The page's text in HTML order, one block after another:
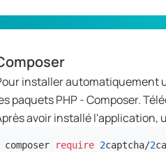
installer automatiquement
paquets PHP - Composer.
avoir installé l'application,
composer require 2captcha/2